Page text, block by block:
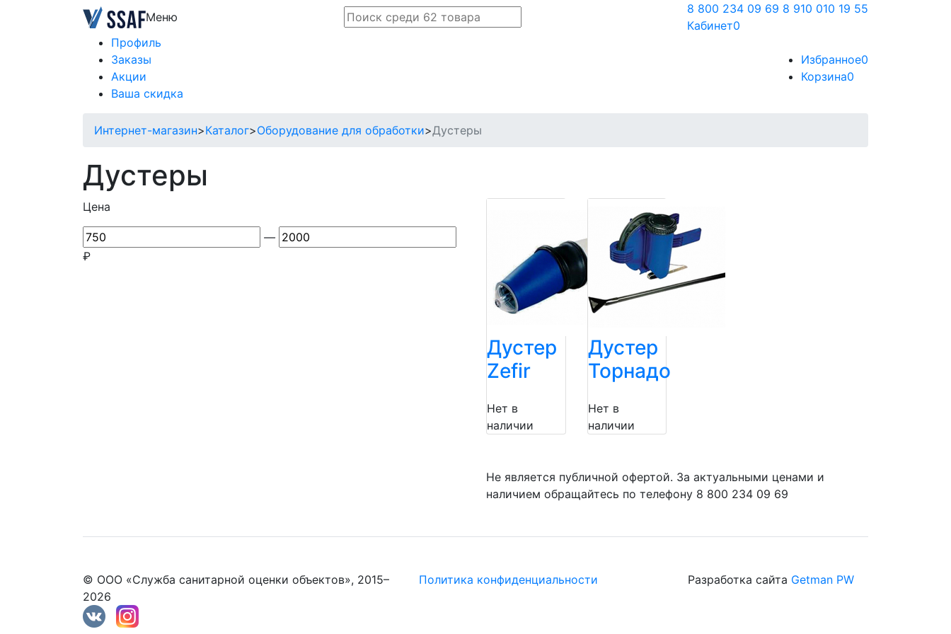
Меню
8 800 234 09 69 8 910 010 19 55
Кабинет0
Профиль
Заказы
Акции
Ваша скидка
Избранное0
Корзина0
Интернет-магазин>Каталог>Оборудование для обработки>Дустеры
Дустеры
Цена
—
₽
Дустер
Zefir
Нет в
наличии
Дустер
Торнадо
Нет в
наличии
Не является публичной офертой. За актуальными ценами и
наличием обращайтесь по телефону 8 800 234 09 69
© ООО «Служба санитарной оценки объектов», 2015–
2026
Политика конфиденциальности Разработка сайта Getman PW